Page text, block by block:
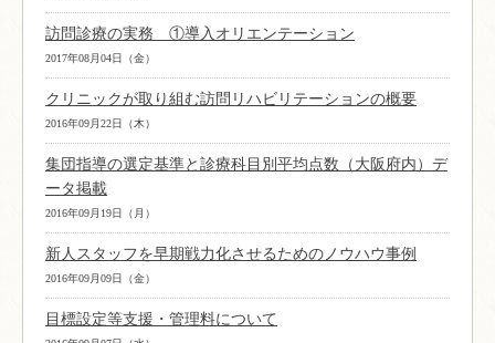
訪問診療の実務 ①導入オリエンテーション
2017年08月04日（金）
クリニックが取り組む訪問リハビリテーションの概要
2016年09月22日（木）
集団指導の選定基準と診療科目別平均点数（大阪府内）デ
ータ掲載
2016年09月19日（月）
新人スタッフを早期戦力化させるためのノウハウ事例
2016年09月09日（金）
目標設定等支援・管理料について